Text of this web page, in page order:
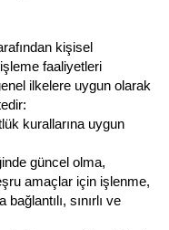
kişisel
faaliyetleri
ilkelere uygun olarak
kurallarına uygun
güncel olma,
amaçlar için işlenme,
sınırlı ve